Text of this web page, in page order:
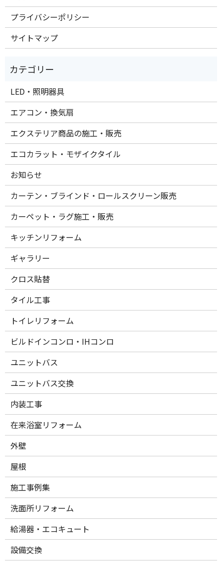
プライバシーポリシー
サイトマップ
LED・照明器具
エアコン・換気扇
エクステリア商品の施工・販売
エコカラット・モザイクタイル
お知らせ
カーテン・ブラインド・ロールスクリーン販売
カーペット・ラグ施工・販売
キッチンリフォーム
ギャラリー
クロス貼替
タイル工事
トイレリフォーム
ビルドインコンロ・IHコンロ
ユニットバス
ユニットバス交換
内装工事
在来浴室リフォーム
外壁
屋根
施工事例集
洗面所リフォーム
給湯器・エコキュート
設備交換